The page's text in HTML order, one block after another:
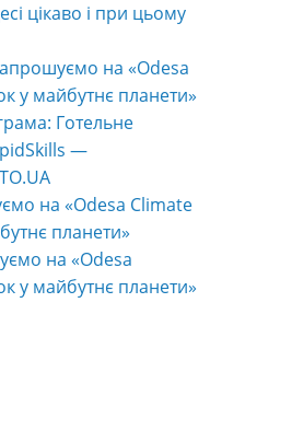
цікаво і при цьому
на «Odesa
у майбутнє планети»
Готельне
—
на «Odesa Climate
планети»
на «Odesa
у майбутнє планети»